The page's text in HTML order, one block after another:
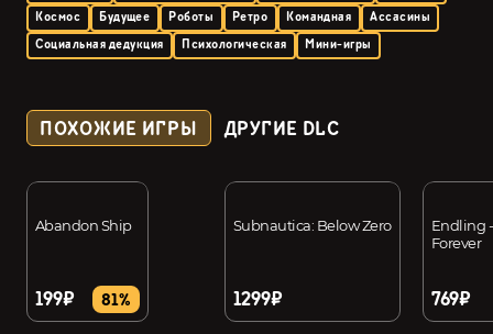
Космос
Будущее Роботы Ретро Командная
Ассасины
Социальная дедукция
Психологическая Мини-игры
ПОХОЖИЕ ИГРЫ ДРУГИЕ DLC
Abandon Ship
199₽ 81%
Subnautica: Below Zero
1299₽
Endling
Forever
769₽